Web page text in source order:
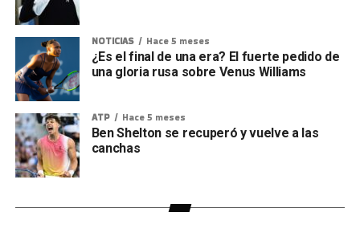
NOTICIAS Hace 5 meses
¿Es el final de una era? El fuerte pedido de
una gloria rusa sobre Venus Williams
ATP Hace 5 meses
Ben Shelton se recuperó y vuelve a las
canchas